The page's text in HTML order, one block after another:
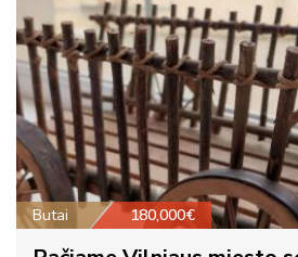
Butai 180,000€